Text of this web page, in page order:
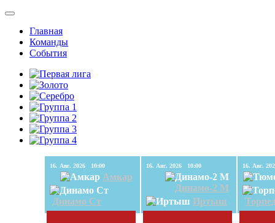
Главная
Команды
События
16. Авг. 2026 10:00
Амкар
Динамо Ст
16. Авг. 2026 10:00
Динамо-2 М
Иртыш